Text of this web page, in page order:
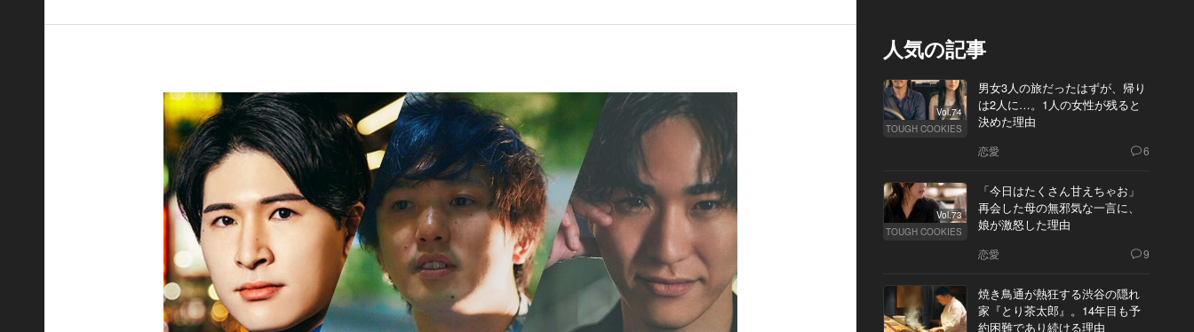
人気の記事
Vol.74
TOUGH COOKIES
男女3人の旅だったはずが、帰り
は2人に…。1人の女性が残ると
決めた理由
恋愛 6
Vol.73
TOUGH COOKIES
「今日はたくさん甘えちゃお」
再会した母の無邪気な一言に、
娘が激怒した理由
恋愛 9
焼き鳥通が熱狂する渋谷の隠れ
家『とり茶太郎』。14年目も予
約困難であり続ける理由